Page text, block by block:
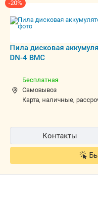
Бесплатная
карта, наличные,
Контакты
Дисковая
AHKP-20-